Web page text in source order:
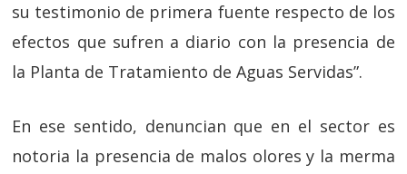
su testimonio de primera fuente respecto de los
efectos que sufren a diario con la presencia de
la Planta de Tratamiento de Aguas Servidas”.
En ese sentido, denuncian que en el sector es
notoria la presencia de malos olores y la merma